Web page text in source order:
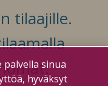
tilaajille.
palvella sinua
hyväksyt